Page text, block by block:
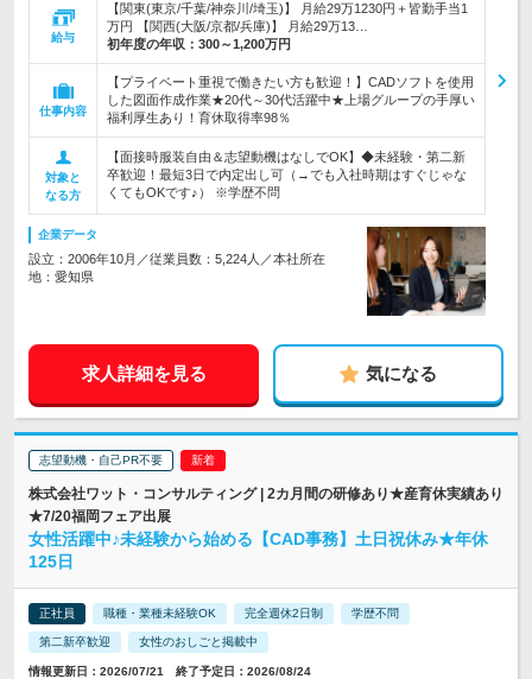
給与
【関東(東京/千葉/神奈川/埼玉)】 月給29万1230円＋皆勤手当1
万円 【関西(大阪/京都/兵庫)】 月給29万13…
初年度の年収： 300～1,200万円
仕事内容
【プライベート重視で働きたい方も歓迎！】CADソフトを使用
した図面作成作業★20代～30代活躍中★上場グループの手厚い
福利厚生あり！育休取得率98％
対象と
なる方
【面接時服装自由＆志望動機はなしでOK】◆未経験・第二新
卒歓迎！最短3日で内定出し可（→でも入社時期はすぐじゃな
くてもOKです♪） ※学歴不問
企業データ
設立：2006年10月／従業員数：5,224人／本社所在
地：愛知県
求人詳細を見る 気になる
志望動機・自己PR不要
株式会社ワット・コンサルティング | 2カ月間の研修あり★産育休実績あり
★7/20福岡フェア出展
女性活躍中♪未経験から始める【CAD事務】土日祝休み★年休
125日
正社員 職種・業種未経験OK 完全週休2日制 学歴不問
第二新卒歓迎 女性のおしごと掲載中
情報更新日：2026/07/21 終了予定日：2026/08/24